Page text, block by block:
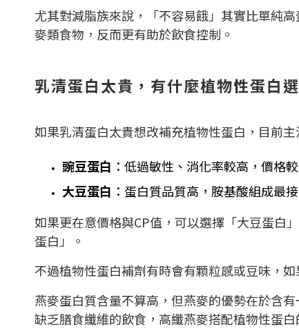
尤其對減脂族來說，「不容易餓」其實比單純
麥類食物，反而更有助於飲食控制。
乳清蛋白太貴，有什麼植物性蛋白
如果乳清蛋白太貴想改補充植物性蛋白，目前
豌豆蛋白 ：低過敏性、消化率較高，價格較
大豆蛋白 ：蛋白質品質高，胺基酸組成最
如果更在意價格與CP值，可以選擇「大豆蛋白
蛋白」。
不過植物性蛋白補劑有時會有顆粒感或豆味，
燕麥蛋白質含量不算高，但燕麥的優勢在於含
缺乏膳食纖維的飲食，高纖燕麥搭配植物性蛋